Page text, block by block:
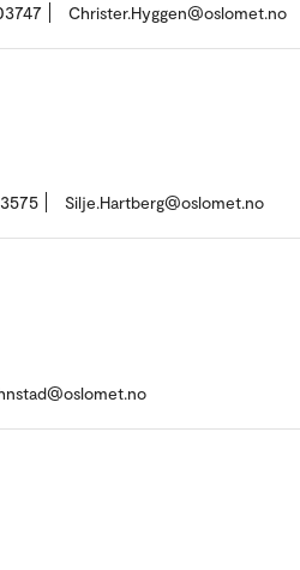
Christer.Hyggen@oslomet.no
Silje.Hartberg@oslomet.no